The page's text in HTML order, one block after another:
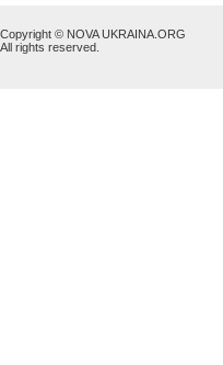
Copyright © NOVA UKRAINA.ORG
All rights reserved.